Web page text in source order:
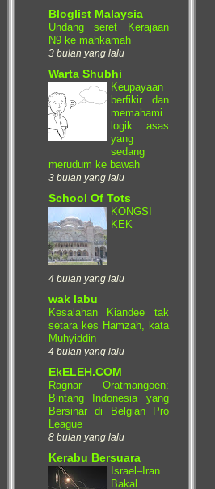
Bloglist Malaysia
Undang seret Kerajaan
N9 ke mahkamah
3 bulan yang lalu
Warta Shubhi
Keupayaan
berfikir dan
memahami
logik asas
yang
sedang
merudum ke bawah
3 bulan yang lalu
School Of Tots
KONGSI
KEK
4 bulan yang lalu
wak labu
Kesalahan Kiandee tak
setara kes Hamzah, kata
Muhyiddin
4 bulan yang lalu
EkELEH.COM
Ragnar Oratmangoen:
Bintang Indonesia yang
Bersinar di Belgian Pro
League
8 bulan yang lalu
Kerabu Bersuara
Israel–Iran
Bakal